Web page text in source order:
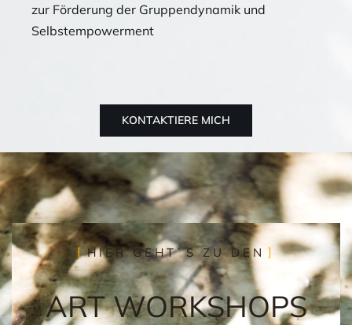
zur Förderung der Gruppendynamik und
Selbstempowerment
KONTAKTIERE MICH
HIER GEHT`S ZU DEN
ART WORKSHOPS